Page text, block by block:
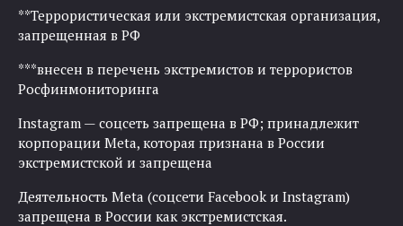
**Террористическая или экстремистская организация,
запрещенная в РФ
***внесен в перечень экстремистов и террористов
Росфинмониторинга
Instagram — соцсеть запрещена в РФ; принадлежит
корпорации Meta, которая признана в России
экстремистской и запрещена
Деятельность Meta (соцсети Facebook и Instagram)
запрещена в России как экстремистская.